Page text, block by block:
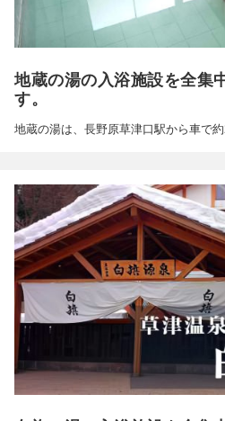
地蔵の湯の入浴施設を全集
す。
地蔵の湯は、長野原草津口駅から車で